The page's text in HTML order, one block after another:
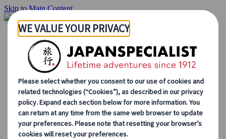
Skip to Main Content
Inizio
Itinerari di viaggio
Itinerari individuali
Tour guidati
Drive & stay
Tour di serie
Escursioni
Tour di gruppo su misura
Japan Rail Pass
Come lavoriamo
Chi siamo
Il nostro team